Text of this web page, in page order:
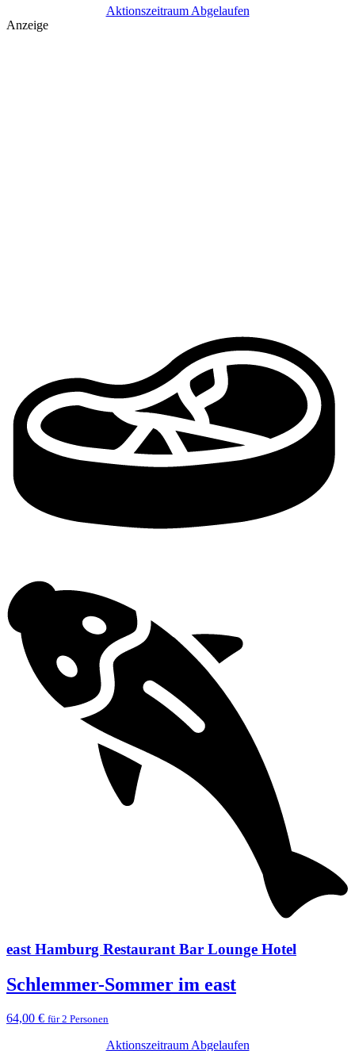
Aktionszeitraum Abgelaufen
Anzeige
east Hamburg Restaurant Bar Lounge Hotel
Schlemmer-Sommer im east
64,00 € für 2 Personen
Aktionszeitraum Abgelaufen